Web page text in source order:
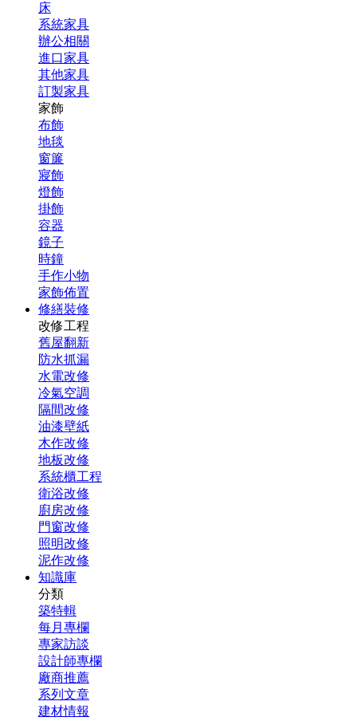
床
系統家具
辦公相關
進口家具
其他家具
訂製家具
家飾
布飾
地毯
窗簾
寢飾
燈飾
掛飾
容器
鏡子
時鐘
手作小物
家飾佈置
修繕裝修
改修工程
舊屋翻新
防水抓漏
水電改修
冷氣空調
隔間改修
油漆壁紙
木作改修
地板改修
系統櫃工程
衛浴改修
廚房改修
門窗改修
照明改修
泥作改修
知識庫
分類
築特輯
每月專欄
專家訪談
設計師專欄
廠商推薦
系列文章
建材情報